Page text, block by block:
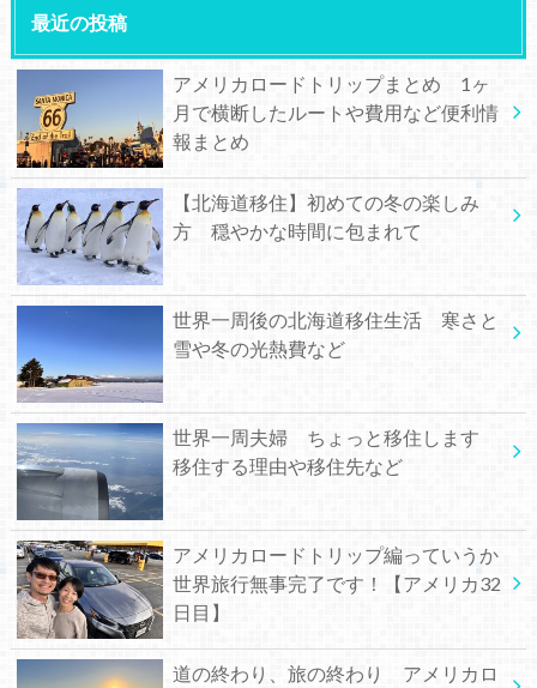
最近の投稿
アメリカロードトリップまとめ 1ヶ
月で横断したルートや費用など便利情
報まとめ
【北海道移住】初めての冬の楽しみ
方 穏やかな時間に包まれて
世界一周後の北海道移住生活 寒さと
雪や冬の光熱費など
世界一周夫婦 ちょっと移住します
移住する理由や移住先など
アメリカロードトリップ編っていうか
世界旅行無事完了です！【アメリカ32
日目】
道の終わり、旅の終わり アメリカロ